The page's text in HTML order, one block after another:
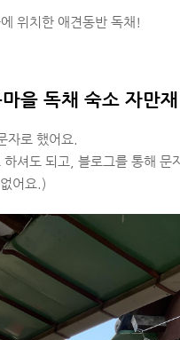
위치한 애견동반 독채!
을 독채 숙소 자만재
자로 했어요.
하셔도 되고, 블로그를 통해 문
어요.)